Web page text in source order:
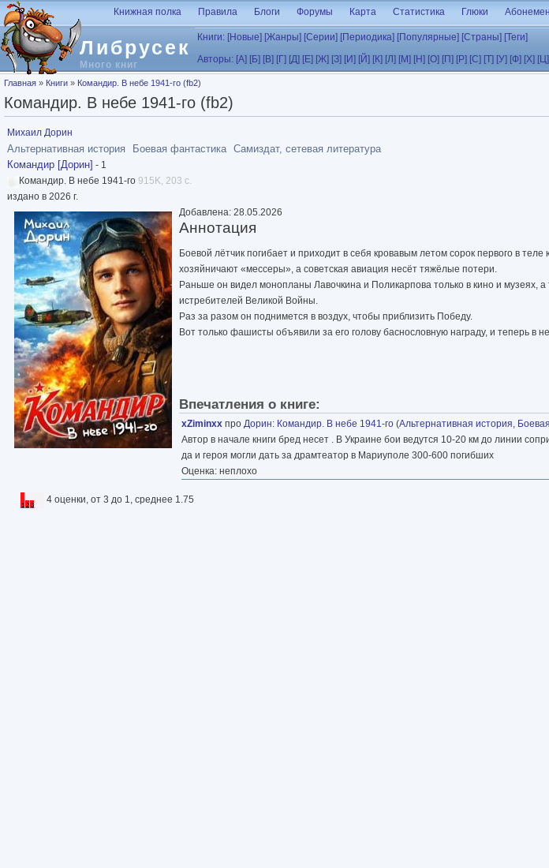
Перейти к основному содержанию
Либрусек
Много книг
Книжная полка Правила Блоги Форумы Карта Статистика Глюки
Книги: [Новые] [Жанры] [Серии] [Периодика] [Популярные] [Страны] [Теги]
Авторы: [А] [Б] [В] [Г] [Д] [Е] [Ж] [З] [И] [Й] [К] [Л] [М] [Н] [О] [П] [Р] [С] [Т] [У] [Ф] [Х] [Ц]
Вы здесь
Главная » Книги » Командир. В небе 1941-го (fb2)
Командир. В небе 1941-го (fb2)
Михаил Дорин
Альтернативная история Боевая фантастика Самиздат, сетевая литература
Командир [Дорин] - 1
Командир. В небе 1941-го 915K, 203 с.
издано в 2026 г.
Добавлена: 28.05.2026
Аннотация
Боевой лётчик погибает и приходит в себя кровавым летом сорок первого в
хозяйничают «мессеры», а советская авиация несёт тяжёлые потери.
Раньше он видел монопланы Лавочкина и Поликарпова только в кино и музеях,
истребителей Великой Войны.
Раз за разом он поднимется в воздух, чтобы приблизить Победу.
Вот только фашисты объявили за его голову баснословную награду, и теперь
Впечатления о книге:
xZiminxx про Дорин: Командир. В небе 1941-го (Альтернативная история,
Автор в начале книги бред несет . В Украине бои ведутся 10-20 км до линии
да и героя могли дать за драмтеатор в Мариуполе 300-600 погибших
Оценка: неплохо
4 оценки, от 3 до 1, среднее 1.75